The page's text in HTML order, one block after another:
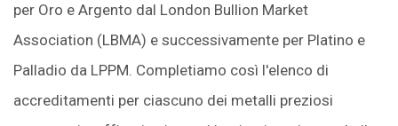
per Oro e Argento dal London Bullion Market
Association (LBMA) e successivamente per Platino e
Palladio da LPPM. Completiamo così l'elenco di
accreditamenti per ciascuno dei metalli preziosi